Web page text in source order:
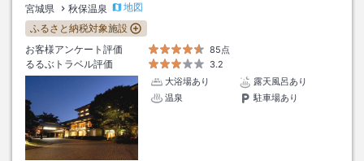
宮城県 秋保温泉
地図
ふるさと納税対象施設
お客様アンケート評価
85点
るるぶトラベル評価
3.2
大浴場あり
露天風呂あり
温泉
駐車場あり